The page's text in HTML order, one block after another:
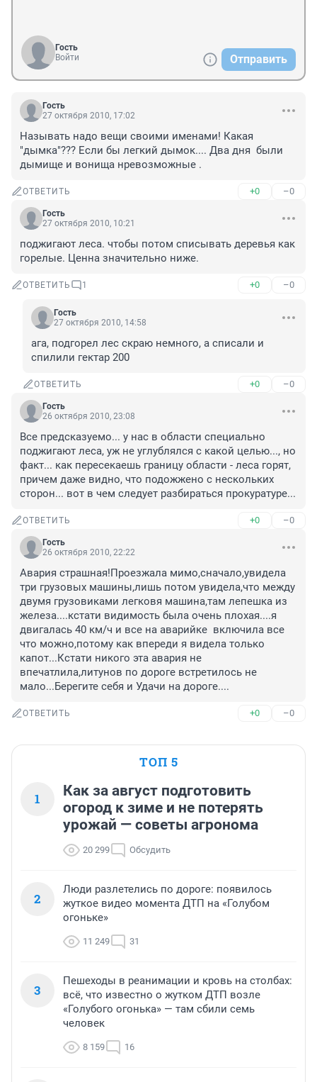
Гость
Войти
Отправить
Гость
27 октября 2010, 17:02
Называть надо вещи своими именами! Какая
"дымка"??? Если бы легкий дымок.... Два дня  были
ОТВЕТИТЬ +0 –0
Гость
27 октября 2010, 10:21
поджигают леса. чтобы потом списывать деревья как
горелые. Ценна значительно ниже.
ОТВЕТИТЬ 1 +0 –0
Гость
27 октября 2010, 14:58
ага, подгорел лес скраю немного, а списали и
спилили гектар 200
ОТВЕТИТЬ +0 –0
Гость
26 октября 2010, 23:08
Все предсказуемо... у нас в области специально
поджигают леса, уж не углублялся с какой целью..., но
факт... как пересекаешь границу области - леса горят,
причем даже видно, что подожжено с нескольких
сторон... вот в чем следует разбираться прокуратуре...
ОТВЕТИТЬ +0 –0
Гость
26 октября 2010, 22:22
Авария страшная!Проезжала мимо,сначало,увидела
три грузовых машины,лишь потом увидела,что между
двумя грузовиками легковя машина,там лепешка из
железа....кстати видимость была очень плохая....я
двигалась 40 км/ч и все на аварийке  включила все
что можно,потому как впереди я видела только
капот...Кстати никого эта авария не
впечатлила,литунов по дороге встретилось не
мало...Берегите себя и Удачи на дороге....
ОТВЕТИТЬ +0 –0
ТОП 5
1
Как за август подготовить
огород к зиме и не потерять
урожай — советы агронома
20 299 Обсудить
2
Люди разлетелись по дороге: появилось
жуткое видео момента ДТП на «Голубом
огоньке»
11 249 31
3
Пешеходы в реанимации и кровь на столбах:
всё, что известно о жутком ДТП возле
«Голубого огонька» — там сбили семь
человек
8 159 16